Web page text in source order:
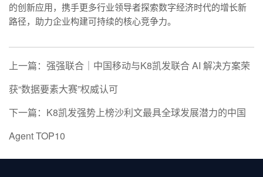
的创新应用，携手更多行业领导者探索数字经济时代的增长新
路径，助力企业构建可持续的核心竞争力。
上一篇：强强联合｜中国移动与K8凯发联合 AI 解决方案荣
获“数据要素大赛”权威认可
下一篇：K8凯发强势上榜沙利文最具全球发展潜力的中国
Agent TOP10